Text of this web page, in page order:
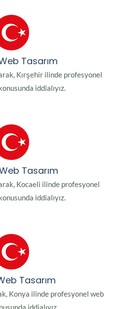
Tasarım
Kırşehir ilinde profesyonel
iddialıyız.
Tasarım
Kocaeli ilinde profesyonel
iddialıyız.
Tasarım
Konya ilinde profesyonel web
iddialıyız.